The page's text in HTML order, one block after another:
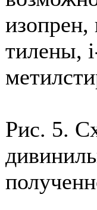
изопрен,
тилены,
Рис. 5.